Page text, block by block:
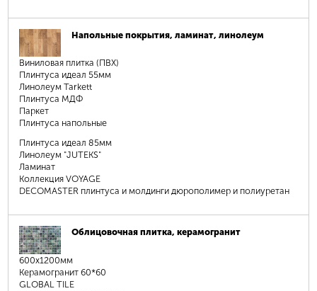
Напольные покрытия, ламинат, линолеум
Виниловая плитка (ПВХ)
Плинтуса идеал 55мм
Линолеум Tarkett
Плинтуса МДФ
Паркет
Плинтуса напольные
Плинтуса идеал 85мм
Линолеум "JUTEKS"
Ламинат
Коллекция VOYAGE
DECOMASTER плинтуса и молдинги дюрополимер и полиуретан
Облицовочная плитка, керамогранит
600х1200мм
Керамогранит 60*60
GLOBAL TILE